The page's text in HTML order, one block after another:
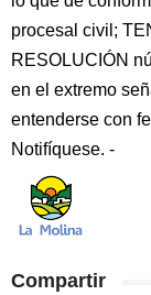
procesal civil;
RESOLUCIÓN
en el extremo
entenderse con
Notifíquese. -
Compartir